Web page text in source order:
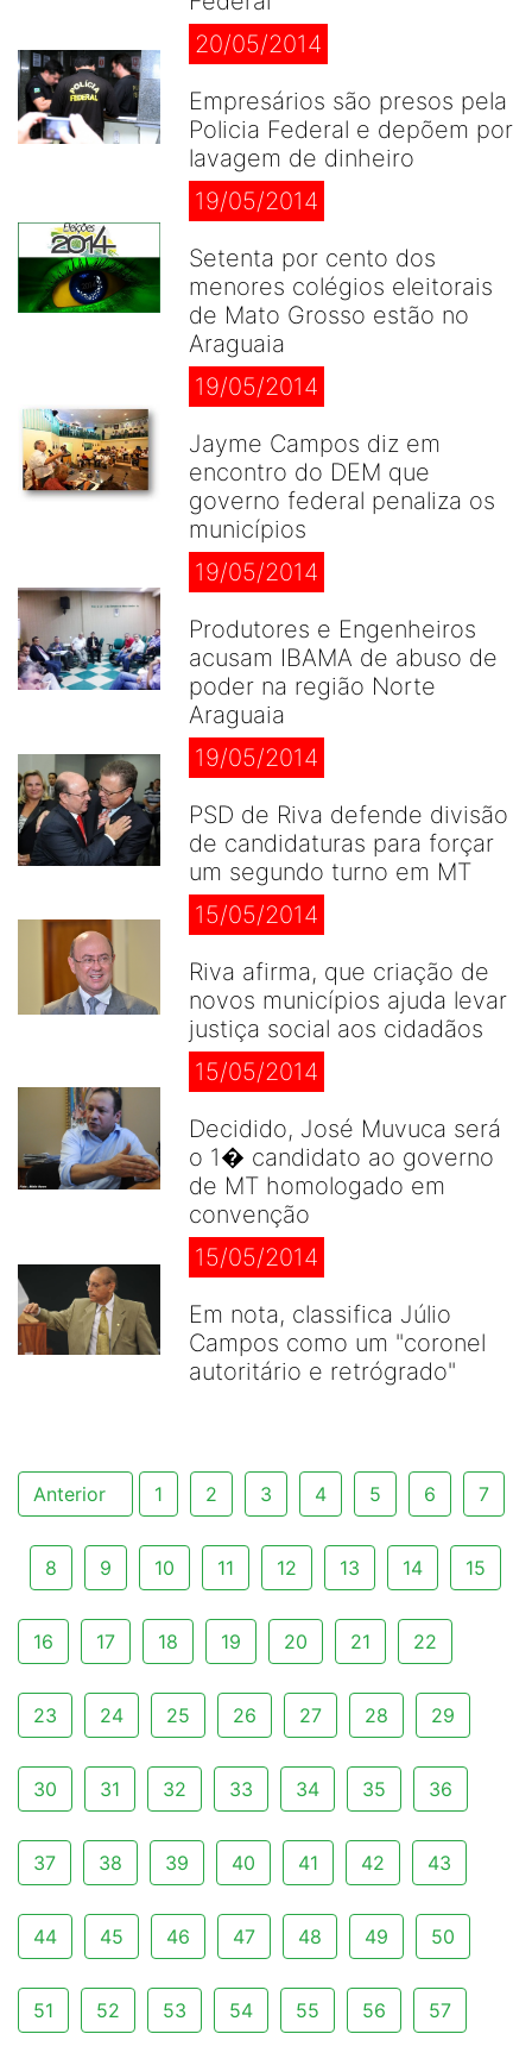
20/05/2014
Empresários são presos pela
Policia Federal e depõem por
lavagem de dinheiro
19/05/2014
Setenta por cento dos
menores colégios eleitorais
de Mato Grosso estão no
Araguaia
19/05/2014
Jayme Campos diz em
encontro do DEM que
governo federal penaliza os
municípios
19/05/2014
Produtores e Engenheiros
acusam IBAMA de abuso de
poder na região Norte
Araguaia
19/05/2014
PSD de Riva defende divisão
de candidaturas para forçar
um segundo turno em MT
15/05/2014
Riva afirma, que criação de
novos municípios ajuda levar
justiça social aos cidadãos
15/05/2014
Decidido, José Muvuca será
o 1� candidato ao governo
de MT homologado em
convenção
15/05/2014
Em nota, classifica Júlio
Campos como um "coronel
autoritário e retrógrado"
Anterior 1 2 3 4 5 6 7
8 9 10 11 12 13 14 15
16 17 18 19 20 21 22
23 24 25 26 27 28 29
30 31 32 33 34 35 36
37 38 39 40 41 42 43
44 45 46 47 48 49 50
51 52 53 54 55 56 57